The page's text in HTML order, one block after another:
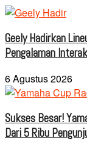
Geely Hadirkan
Pengalaman
6 Agustus 2026
Sukses Besar!
Dari 5 Ribu